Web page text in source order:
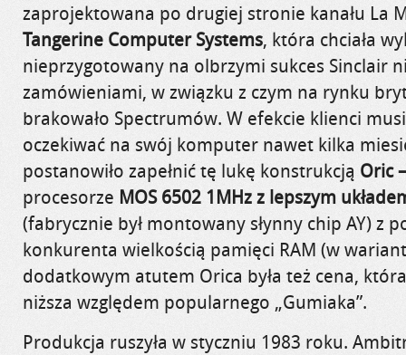
zaprojektowana po drugiej stronie kanału La
Tangerine Computer Systems, która chciała
nieprzygotowany na olbrzymi sukces Sinclair
zamówieniami, w związku z czym na rynku
brakowało Spectrumów. W efekcie klienci
oczekiwać na swój komputer nawet kilka
postanowiło zapełnić tę lukę konstrukcją Oric
procesorze MOS 6502 1MHzz lepszym
(fabrycznie był montowany słynny chip AY) z
konkurenta wielkością pamięci RAM (w
dodatkowym atutem Orica była też cena,
niższa względem popularnego „Gumiaka”.
Produkcja ruszyła w styczniu 1983 roku.